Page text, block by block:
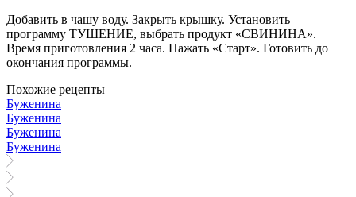
Добавить в чашу воду. Закрыть крышку. Установить
программу ТУШЕНИЕ, выбрать продукт «СВИНИНА».
Время приготовления 2 часа. Нажать «Старт». Готовить до
окончания программы.
Похожие рецепты
Буженина
Буженина
Буженина
Буженина